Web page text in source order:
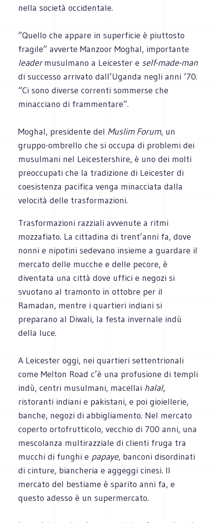
nella società occidentale.
”Quello che appare in superficie è piuttosto
fragile” avverte Manzoor Moghal, importante
leadermusulmano a Leicester e self-made-man
di successo arrivato dall’Uganda negli anni ‘70.
“Ci sono diverse correnti sommerse che
minacciano di frammentare”.
Moghal, presidente del Muslim Forum, un
gruppo-ombrello che si occupa di problemi dei
musulmani nel Leicestershire, è uno dei molti
preoccupati che la tradizione di Leicester di
coesistenza pacifica venga minacciata dalla
velocità delle trasformazioni.
Trasformazioni razziali avvenute a ritmi
mozzafiato. La cittadina di trent’anni fa, dove
nonni e nipotini sedevano insieme a guardare il
mercato delle mucche e delle pecore, è
diventata una città dove uffici e negozi si
svuotano al tramonto in ottobre per il
Ramadan, mentre i quartieri indiani si
preparano al Diwali, la festa invernale indù
della luce.
A Leicester oggi, nei quartieri settentrionali
come Melton Road c’è una profusione di templi
indù, centri musulmani, macellai halal,
ristoranti indiani e pakistani, e poi gioiellerie,
banche, negozi di abbigliamento. Nel mercato
coperto ortofrutticolo, vecchio di 700 anni, una
mescolanza multirazziale di clienti fruga tra
mucchi di funghi e papaye, banconi disordinati
di cinture, biancheria e aggeggi cinesi. Il
mercato del bestiame è sparito anni fa, e
questo adesso è un supermercato.